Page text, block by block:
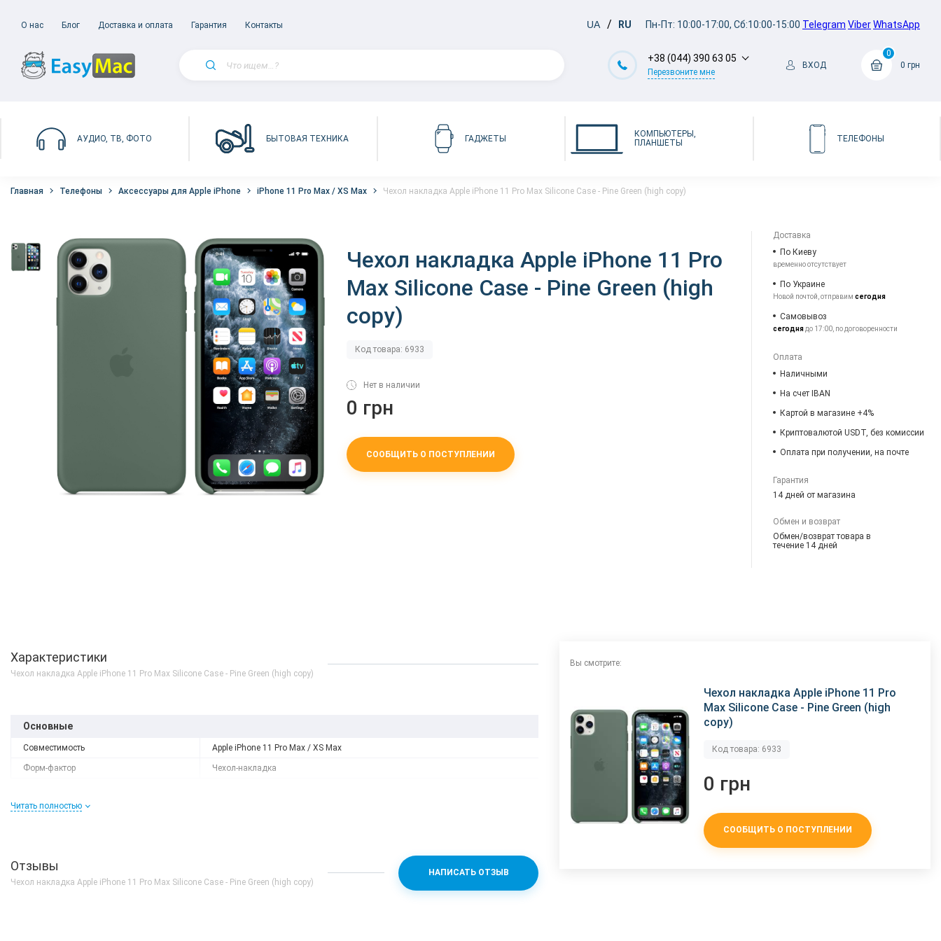
О нас Блог Доставка и оплата Гарантия Контакты UA RU Пн-Пт: 10:00-17:00, Сб:10:00-15:00 Telegram ViberWhatsApp
+38 (044) 390 63 05
Перезвоните мне
ВХОД
0
0 грн
АУДИО, ТВ, ФОТО БЫТОВАЯ ТЕХНИКА ГАДЖЕТЫ
КОМПЬЮТЕРЫ,
ПЛАНШЕТЫ
ТЕЛЕФОНЫ
Главная Телефоны Аксессуары для Apple iPhone iPhone 11 Pro Max / XS Max Чехол накладка Apple iPhone 11 Pro Max Silicone Case - Pine Green (high copy)
Чехол накладка Apple iPhone 11 Pro
Max Silicone Case - Pine Green (high
copy)
Код товара: 6933
Нет в наличии
0 грн
СООБЩИТЬ О ПОСТУПЛЕНИИ
Доставка
По Киеву
временно отсутствует
По Украине
Новой почтой, отправимсегодня
Самовывоз
сегоднядо 17:00, по договоренности
Оплата
Наличными
На счет IBAN
Картой в магазине +4%
Криптовалютой USDT, без комиссии
Оплата при получении, на почте
Гарантия
14 дней от магазина
Обмен и возврат
Обмен/возврат товара в
течение 14 дней
Характеристики
Чехол накладка Apple iPhone 11 Pro Max Silicone Case - Pine Green (high copy)
Основные
Совместимость Apple iPhone 11 Pro Max / XS Max
Форм-фактор Чехол-накладка
Читать полностью
Отзывы
Чехол накладка Apple iPhone 11 Pro Max Silicone Case - Pine Green (high copy)
НАПИСАТЬ ОТЗЫВ
Вы смотрите:
Чехол накладка Apple iPhone 11 Pro
Max Silicone Case - Pine Green (high
copy)
Код товара: 6933
0 грн
СООБЩИТЬ О ПОСТУПЛЕНИИ